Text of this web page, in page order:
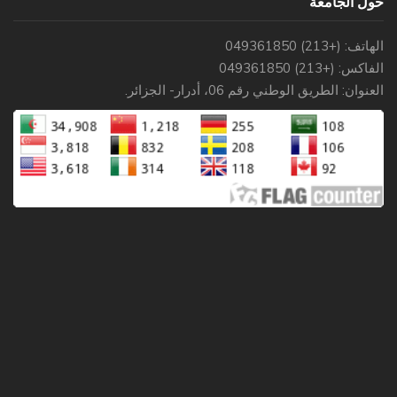
الهاتف: (+213) 049361850
الفاكس: (+213) 049361850
العنوان: الطريق الوطني رقم 06، أدرار- الجزائر.